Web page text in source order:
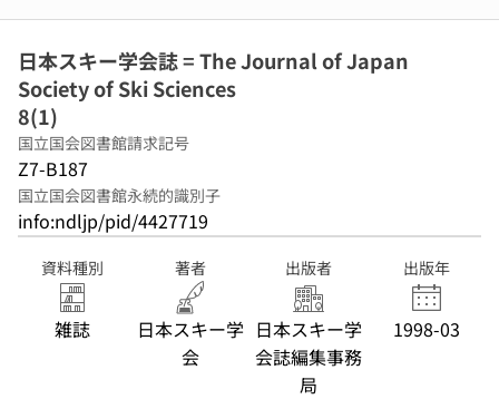
日本スキー学会誌 = The Journal of Japan
Society of Ski Sciences
8(1)
国立国会図書館請求記号
Z7-B187
国立国会図書館永続的識別子
info:ndljp/pid/4427719
資料種別
雑誌
著者
日本スキー学
会
出版者
日本スキー学
会誌編集事務
局
出版年
1998-03